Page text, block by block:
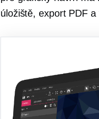
úložiště, export PDF